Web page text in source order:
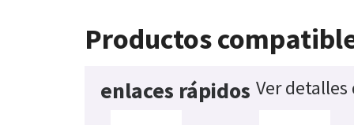
Productos
enlaces rápidos Ver